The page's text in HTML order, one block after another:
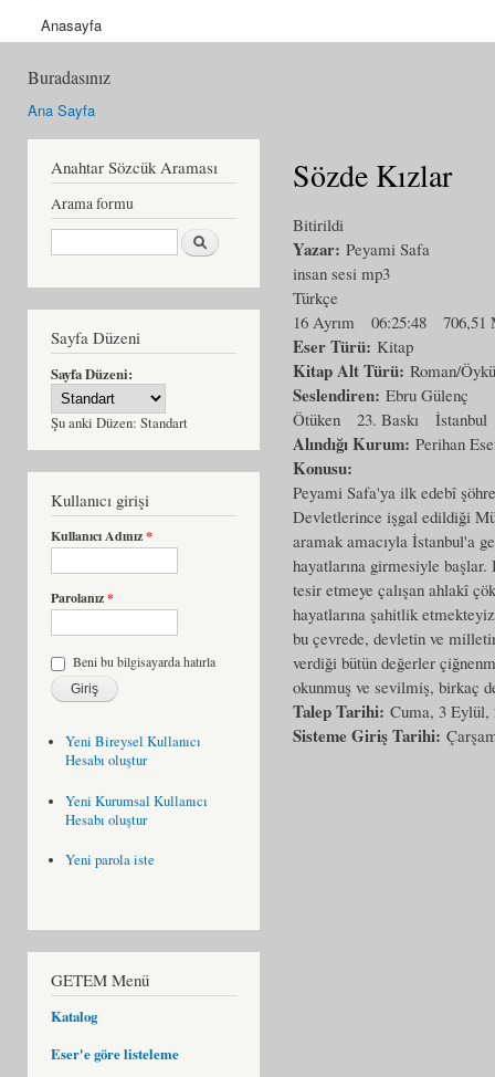
Anasayfa
Buradasınız
Ana Sayfa
Anahtar Sözcük Araması
Arama formu
Ara
Sayfa Düzeni
Sayfa Düzeni:
Şu anki Düzen: Standart
Kullanıcı girişi
Kullanıcı Adınız*
Parolanız*
Beni bu bilgisayarda hatırla
Yeni Bireysel Kullanıcı
Hesabı oluştur
Yeni Kurumsal Kullanıcı
Hesabı oluştur
Yeni parola iste
GETEM Menü
Katalog
Eser'e göre listeleme
Sözde Kızlar
Bitirildi
Yazar: Peyami Safa
insan sesi mp3
Türkçe
16 Ayrım
06:25:48 706,51
Eser Türü: Kitap
Kitap Alt Türü: Roman/Öykü
Seslendiren: Ebru Gülenç
Ötüken
23. Baskı İstanbul
Alındığı Kurum: Perihan
Konusu:
Peyami Safa'ya ilk edebî
Devletlerince işgal edildiği
aramak amacıyla İstanbul'a
hayatlarına girmesiyle
tesir etmeye çalışan ahlakî
hayatlarına şahitlik
bu çevrede, devletin ve
verdiği bütün değerler
okunmuş ve sevilmiş, birkaç
Talep Tarihi: Cuma, 3 Eylül,
Sisteme Giriş Tarihi: